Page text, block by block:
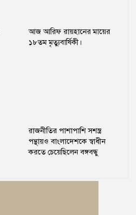
আজ আরিফ রায়হানের মায়ের
১৮তম মৃত্যুবার্ষিকী।
রাজনীতির পাশাপাশি সশস্ত্র
পন্থায়ও বাংলাদেশকে স্বাধীন
করতে চেয়েছিলেন বঙ্গবন্ধু